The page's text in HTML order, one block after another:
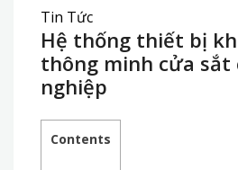
Tin Tức
Hệ thống thiết bị
thông minh cửa sắt
nghiệp
Contents